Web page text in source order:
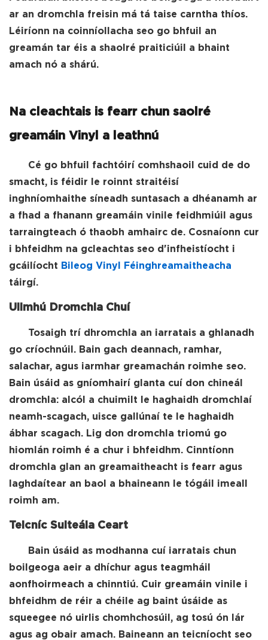
ar an dromchla freisin má tá taise carntha thíos.
Léiríonn na coinníollacha seo go bhfuil an
greamán tar éis a shaolré praiticiúil a bhaint
amach nó a shárú.
Na cleachtais is fearr chun saolré
greamáin Vinyl a leathnú
Cé go bhfuil fachtóirí comhshaoil cuid de do
smacht, is féidir le roinnt straitéisí
inghníomhaithe síneadh suntasach a dhéanamh ar
a fhad a fhanann greamáin vinile feidhmiúil agus
tarraingteach ó thaobh amhairc de. Cosnaíonn cur
i bhfeidhm na gcleachtas seo d'infheistíocht i
gcáilíocht Bileog Vinyl Féinghreamaitheacha
táirgí.
Ullmhú Dromchla Chuí
Tosaigh trí dhromchla an iarratais a ghlanadh
go críochnúil. Bain gach deannach, ramhar,
salachar, agus iarmhar greamachán roimhe seo.
Bain úsáid as gníomhairí glanta cuí don chineál
dromchla: alcól a chuimilt le haghaidh dromchlaí
neamh-scagach, uisce gallúnaí te le haghaidh
ábhar scagach. Lig don dromchla triomú go
hiomlán roimh é a chur i bhfeidhm. Cinntíonn
dromchla glan an greamaitheacht is fearr agus
laghdaítear an baol a bhaineann le tógáil imeall
roimh am.
Teicníc Suiteála Ceart
Bain úsáid as modhanna cuí iarratais chun
boilgeoga aeir a dhíchur agus teagmháil
aonfhoirmeach a chinntiú. Cuir greamáin vinile i
bhfeidhm de réir a chéile ag baint úsáide as
squeegee nó uirlis chomhchosúil, ag tosú ón lár
agus ag obair amach. Baineann an teicníocht seo